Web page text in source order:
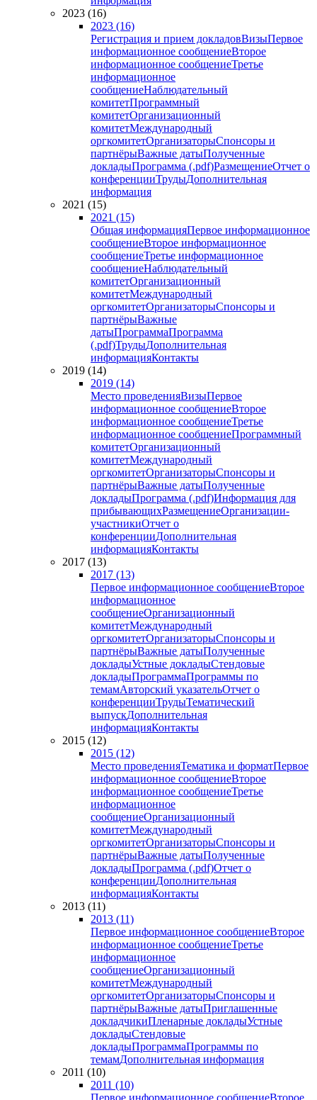
2023 (16)
2023 (16)
Регистрация и прием докладовВизыПервое
информационное сообщениеВторое
информационное сообщениеТретье
информационное
сообщениеНаблюдательный
комитетПрограммный
комитетОрганизационный
комитетМеждународный
оргкомитетОрганизаторыСпонсоры и
партнёрыВажные датыПолученные
докладыПрограмма (.pdf)РазмещениеОтчет о
конференцииТрудыДополнительная
информация
2021 (15)
2021 (15)
Общая информацияПервое информационное
сообщениеВторое информационное
сообщениеТретье информационное
сообщениеНаблюдательный
комитетОрганизационный
комитетМеждународный
оргкомитетОрганизаторыСпонсоры и
партнёрыВажные
датыПрограммаПрограмма
(.pdf)ТрудыДополнительная
информацияКонтакты
2019 (14)
2019 (14)
Место проведенияВизыПервое
информационное сообщениеВторое
информационное сообщениеТретье
информационное сообщениеПрограммный
комитетОрганизационный
комитетМеждународный
оргкомитетОрганизаторыСпонсоры и
партнёрыВажные датыПолученные
докладыПрограмма (.pdf)Информация для
прибывающихРазмещениеОрганизации-
участникиОтчет о
конференцииДополнительная
информацияКонтакты
2017 (13)
2017 (13)
Первое информационное сообщениеВторое
информационное
сообщениеОрганизационный
комитетМеждународный
оргкомитетОрганизаторыСпонсоры и
партнёрыВажные датыПолученные
докладыУстные докладыСтендовые
докладыПрограммаПрограммы по
темамАвторский указательОтчет о
конференцииТрудыТематический
выпускДополнительная
информацияКонтакты
2015 (12)
2015 (12)
Место проведенияТематика и форматПервое
информационное сообщениеВторое
информационное сообщениеТретье
информационное
сообщениеОрганизационный
комитетМеждународный
оргкомитетОрганизаторыСпонсоры и
партнёрыВажные датыПолученные
докладыПрограмма (.pdf)Отчет о
конференцииДополнительная
информацияКонтакты
2013 (11)
2013 (11)
Первое информационное сообщениеВторое
информационное сообщениеТретье
информационное
сообщениеОрганизационный
комитетМеждународный
оргкомитетОрганизаторыСпонсоры и
партнёрыВажные датыПриглашенные
докладчикиПленарные докладыУстные
докладыСтендовые
докладыПрограммаПрограммы по
темамДополнительная информация
2011 (10)
2011 (10)
Первое информационное сообщениеВторое